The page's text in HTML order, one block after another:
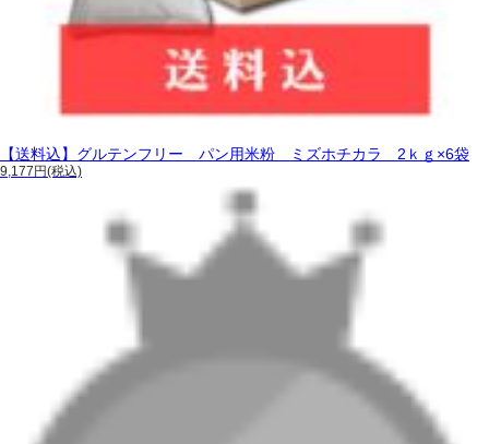
【送料込】グルテンフリー パン用米粉 ミズホチカラ 2ｋｇ×6袋
9,177円(税込)